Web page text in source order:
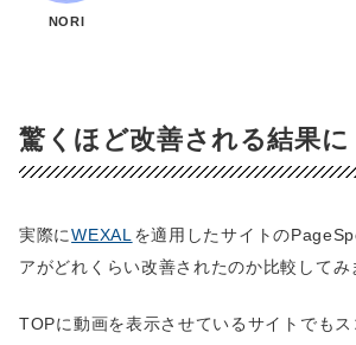
NORI
驚くほど改善される結果に
実際にWEXAL を適用したサイトの
アがどれくらい改善されたのか比較してみ
TOPに動画を表示させているサイトでも